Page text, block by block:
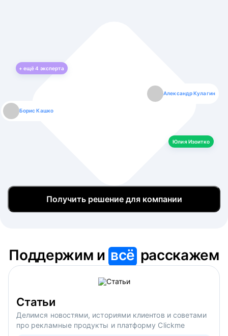
+ ещё4 эксперта
Борис Кашко
Александр Кулагин
Юлия Изоитко
Юлия Изоитко
Даниил Макаров
Александр Кулагин
Екатерина Лазаренко
Даниил Макаров
Борис Кашко
Екатерина Лазаренко
Юлия Изоитко
Получить решение для компании
Поддержим ивсё расскажем
Статьи
Делимся новостями, историями клиентов и советами
про рекламные продукты и платформу Clickme